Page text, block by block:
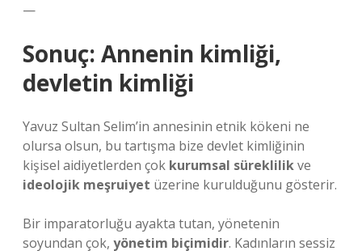
—
Sonuç: Annenin kimliği,
devletin kimliği
Yavuz Sultan Selim’in annesinin etnik kökeni ne
olursa olsun, bu tartışma bize devlet kimliğinin
kişisel aidiyetlerden çok kurumsal süreklilikve
ideolojik meşruiyet üzerine kurulduğunu gösterir.
Bir imparatorluğu ayakta tutan, yönetenin
soyundan çok, yönetim biçimidir. Kadınların sessiz